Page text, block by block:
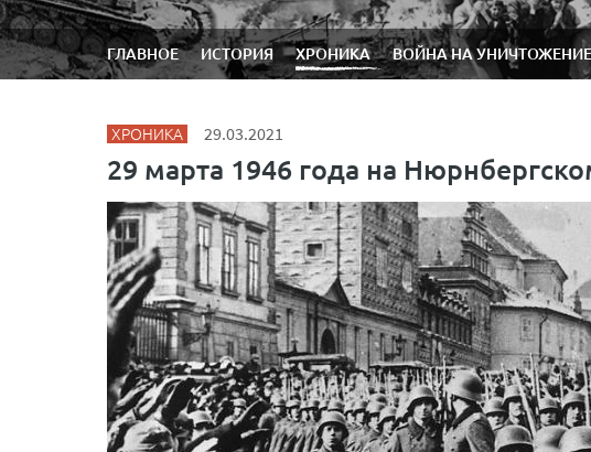
ГЛАВНОЕ ИСТОРИЯ ХРОНИКА ВОЙНА НА УНИЧТОЖЕНИЕ
ХРОНИКА 29.03.2021
29 марта 1946 года на